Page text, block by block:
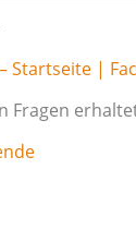
Startseite |
Fragen